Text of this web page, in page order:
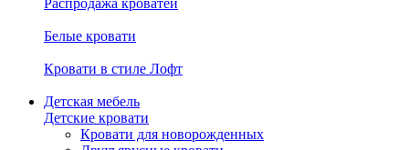
Распродажа кроватей
Белые кровати
Кровати в стиле Лофт
Детская мебель
Детские кровати
Кровати для новорожденных